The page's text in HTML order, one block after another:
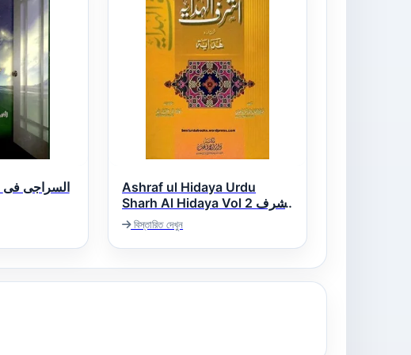
Ashraf ul Hidaya Urdu
Sharh Al Hidaya Vol 2 اشرف
الھدایہ اردو شرح ھدایہ
বিস্তারিত দেখুন